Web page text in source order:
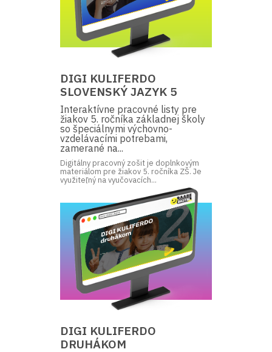
DIGI KULIFERDO
SLOVENSKÝ JAZYK 5
Interaktívne pracovné listy pre
žiakov 5. ročníka základnej školy
so špeciálnymi výchovno-
vzdelávacími potrebami,
zamerané na...
Digitálny pracovný zošit je doplnkovým
materiálom pre žiakov 5. ročníka ZŠ. Je
využiteľný na vyučovacích...
DIGI KULIFERDO
DRUHÁKOM